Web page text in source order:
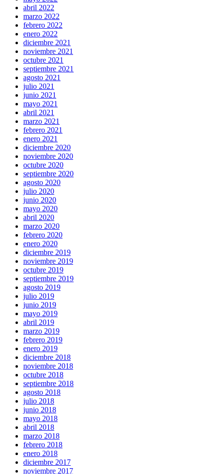
abril 2022
marzo 2022
febrero 2022
enero 2022
diciembre 2021
noviembre 2021
octubre 2021
septiembre 2021
agosto 2021
julio 2021
junio 2021
mayo 2021
abril 2021
marzo 2021
febrero 2021
enero 2021
diciembre 2020
noviembre 2020
octubre 2020
septiembre 2020
agosto 2020
julio 2020
junio 2020
mayo 2020
abril 2020
marzo 2020
febrero 2020
enero 2020
diciembre 2019
noviembre 2019
octubre 2019
septiembre 2019
agosto 2019
julio 2019
junio 2019
mayo 2019
abril 2019
marzo 2019
febrero 2019
enero 2019
diciembre 2018
noviembre 2018
octubre 2018
septiembre 2018
agosto 2018
julio 2018
junio 2018
mayo 2018
abril 2018
marzo 2018
febrero 2018
enero 2018
diciembre 2017
noviembre 2017